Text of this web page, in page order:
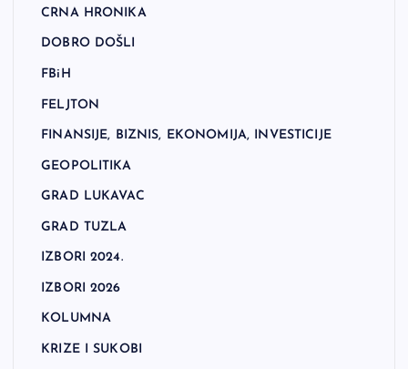
CRNA HRONIKA
DOBRO DOŠLI
FBiH
FELJTON
FINANSIJE, BIZNIS, EKONOMIJA, INVESTICIJE
GEOPOLITIKA
GRAD LUKAVAC
GRAD TUZLA
IZBORI 2024.
IZBORI 2026
KOLUMNA
KRIZE I SUKOBI